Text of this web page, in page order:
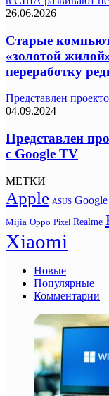
26.06.2026
Старые
«золотой
переработку
Представлен
04.09.2024
Представлен
с Google TV
МЕТКИ
Apple ASUS Google
Mijia Oppo Pixel Realme
Xiaomi
Новые
Популярные
Комментарии